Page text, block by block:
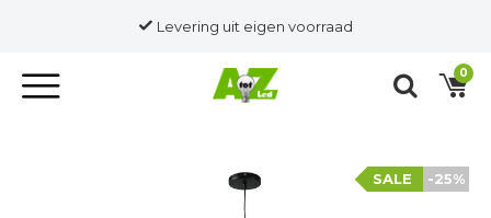
Levering uit eigen voorraad
0
-25%
SALE